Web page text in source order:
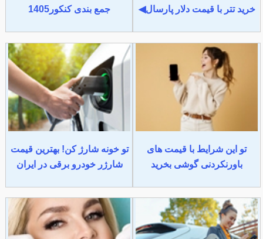
خرید تتر با قیمت دلار پارسال◀
جمع بندی کنکور1405
تو این شرایط با قیمت های
باورنکردنی گوشی بخرید
تو خونه شارژ کن! بهترین قیمت
شارژر خودرو برقی در ایران